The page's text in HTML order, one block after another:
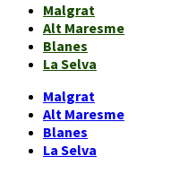
Malgrat
Alt Maresme
Blanes
La Selva
Malgrat
Alt Maresme
Blanes
La Selva